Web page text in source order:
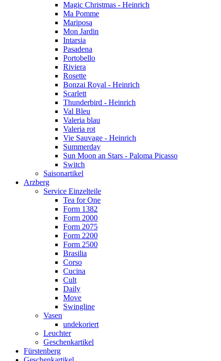
Magic Christmas - Heinrich
Ma Pomme
Mariposa
Mon Jardin
Intarsia
Pasadena
Portobello
Riviera
Rosette
Bonzai Royal - Heinrich
Scarlett
Thunderbird - Heinrich
Val Bleu
Valeria blau
Valeria rot
Vie Sauvage - Heinrich
Summerday
Sun Moon an Stars - Paloma Picasso
Switch
Saisonartikel
Arzberg
Service Einzelteile
Tea for One
Form 1382
Form 2000
Form 2075
Form 2200
Form 2500
Brasilia
Corso
Cucina
Cult
Daily
Move
Swingline
Vasen
undekoriert
Leuchter
Geschenkartikel
Fürstenberg